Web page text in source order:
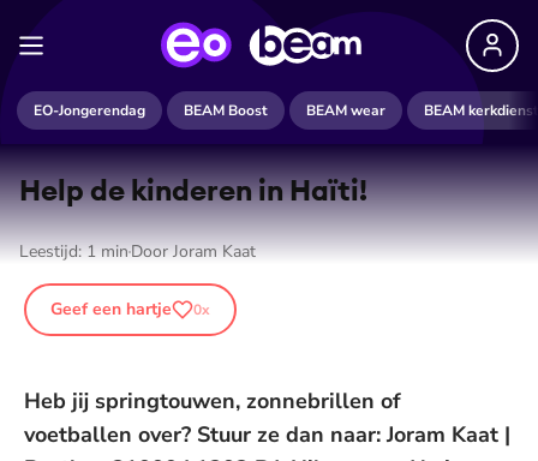
EO-Jongerendag BEAM Boost BEAM wear BEAM kerkdienst
Help de kinderen in Haïti!
Leestijd:1minDoorJoram Kaat
Geef een hartje 0x
Heb jij springtouwen, zonnebrillen of
voetballen over? Stuur ze dan naar: Joram Kaat |